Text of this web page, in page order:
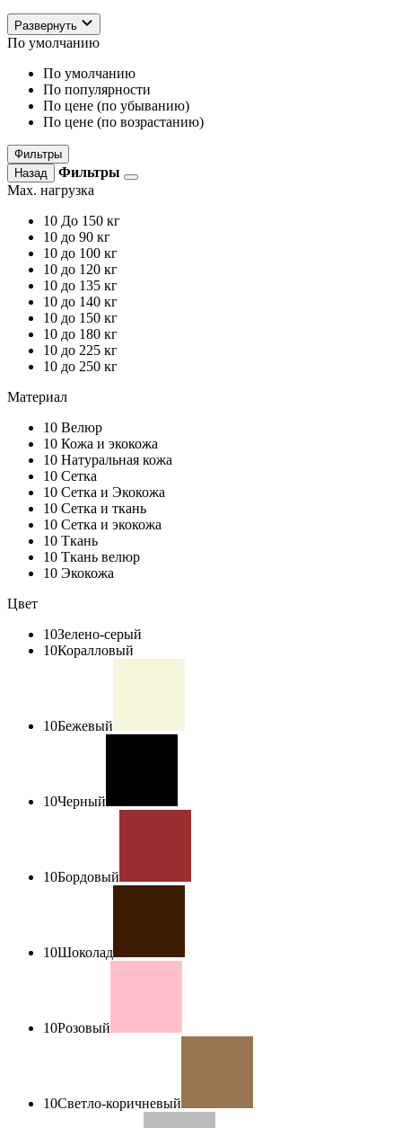
Развернуть
По умолчанию
По умолчанию
По популярности
По цене (по убыванию)
По цене (по возрастанию)
Фильтры
Назад
Фильтры
Max. нагрузка
10 До 150 кг
10 до 90 кг
10 до 100 кг
10 до 120 кг
10 до 135 кг
10 до 140 кг
10 до 150 кг
10 до 180 кг
10 до 225 кг
10 до 250 кг
Материал
10 Велюр
10 Кожа и экокожа
10 Натуральная кожа
10 Сетка
10 Сетка и Экокожа
10 Сетка и ткань
10 Сетка и экокожа
10 Ткань
10 Ткань велюр
10 Экокожа
Цвет
10Зелено-серый
10Коралловый
10Бежевый
10Черный
10Бордовый
10Шоколад
10Розовый
10Светло-коричневый